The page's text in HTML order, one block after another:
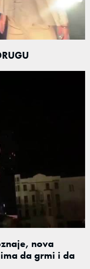
nova
da grmi i da